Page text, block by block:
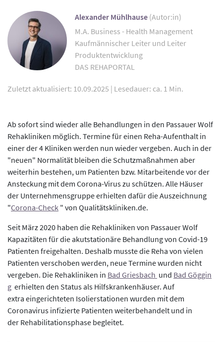
Alexander Mühlhause (Autor:in)
M.A. Business - Health Management
Kaufmännischer Leiter und Leiter
Produktentwicklung
DAS REHAPORTAL
Zuletzt aktualisiert: 10.09.2025 | Lesedauer: ca. 1 Min.
Ab sofort sind wieder alle Behandlungen in den Passauer Wolf
Rehakliniken möglich. Termine für einen Reha-Aufenthalt in
einer der 4 Kliniken werden nun wieder vergeben. Auch in der
"neuen" Normalität bleiben die Schutzmaßnahmen aber
weiterhin bestehen, um Patienten bzw. Mitarbeitende vor der
Ansteckung mit dem Corona-Virus zu schützen. Alle Häuser
der Unternehmensgruppe erhielten dafür die Auszeichnung
"Corona-Check " von Qualitätskliniken.de.
Seit März 2020 haben die Rehakliniken von Passauer Wolf
Kapazitäten für die akutstationäre Behandlung von Covid-19
Patienten freigehalten. Deshalb musste die Reha von vielen
Patienten verschoben werden, neue Termine wurden nicht
vergeben. Die Rehakliniken in Bad Griesbach und Bad Göggin
g erhielten den Status als Hilfskrankenhäuser. Auf
extra eingerichteten Isolierstationen wurden mit dem
Coronavirus infizierte Patienten weiterbehandelt und in
der Rehabilitationsphase begleitet.